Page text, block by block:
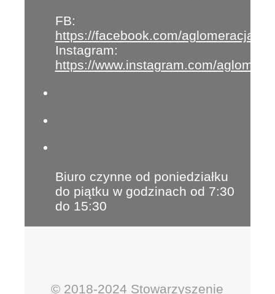
FB:
https://facebook.com/aglomeracja
Instagram:
https://www.instagram.com/
Biuro czynne od poniedziałku
do piątku w godzinach od 7:30
do 15:30
© 2018-2024 Stowarzyszenie